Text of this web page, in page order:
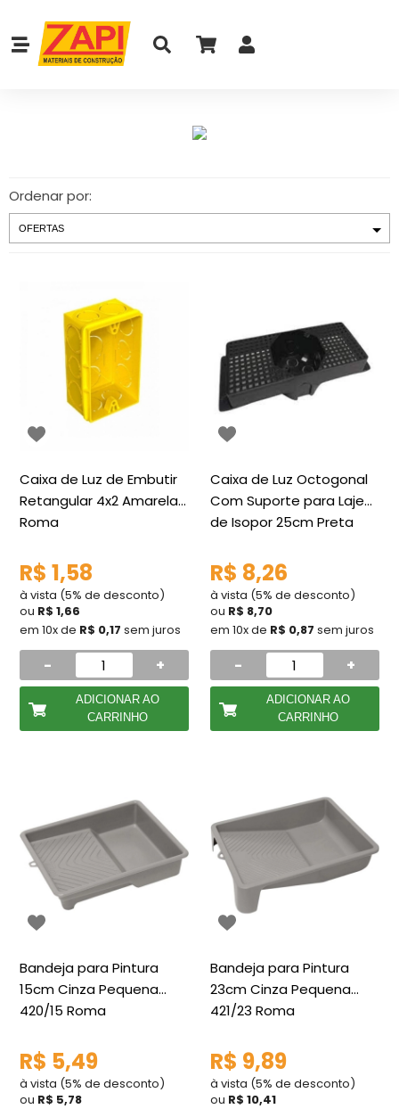
Ordenar por:
Caixa de Luz de Embutir
Retangular 4x2 Amarela
Roma
R$ 1,58
à vista (5% de desconto)
ou R$ 1,66
em 10x de R$ 0,17 sem juros
- +
ADICIONAR AO
CARRINHO
Caixa de Luz Octogonal
Com Suporte para Laje
de Isopor 25cm Preta
R$ 8,26
à vista (5% de desconto)
ou R$ 8,70
em 10x de R$ 0,87 sem juros
- +
ADICIONAR AO
CARRINHO
Bandeja para Pintura
15cm Cinza Pequena
420/15 Roma
R$ 5,49
à vista (5% de desconto)
ou R$ 5,78
Bandeja para Pintura
23cm Cinza Pequena
421/23 Roma
R$ 9,89
à vista (5% de desconto)
ou R$ 10,41